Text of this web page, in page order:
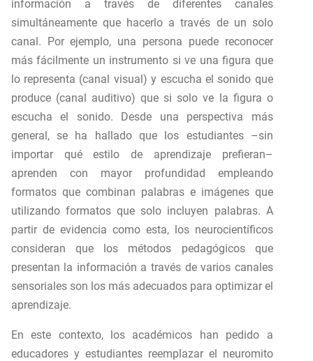
información a través de diferentes canales
simultáneamente que hacerlo a través de un solo
canal. Por ejemplo, una persona puede reconocer
más fácilmente un instrumento si ve una figura que
lo representa (canal visual) y escucha el sonido que
produce (canal auditivo) que si solo ve la figura o
escucha el sonido. Desde una perspectiva más
general, se ha hallado que los estudiantes –sin
importar qué estilo de aprendizaje prefieran–
aprenden con mayor profundidad empleando
formatos que combinan palabras e imágenes que
utilizando formatos que solo incluyen palabras. A
partir de evidencia como esta, los neurocientíficos
consideran que los métodos pedagógicos que
presentan la información a través de varios canales
sensoriales son los más adecuados para optimizar el
aprendizaje.
En este contexto, los académicos han pedido a
educadores y estudiantes reemplazar el neuromito